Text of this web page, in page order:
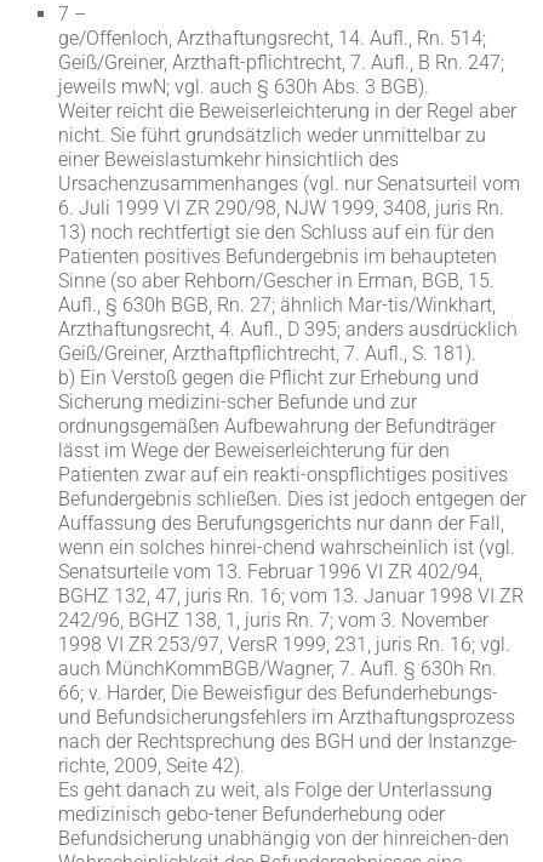
7 –
ge/Offenloch, Arzthaftungsrecht, 14. Aufl., Rn. 514;
Geiß/Greiner, Arzthaft-pflichtrecht, 7. Aufl., B Rn. 247;
jeweils mwN; vgl. auch § 630h Abs. 3 BGB).
Weiter reicht die Beweiserleichterung in der Regel aber
nicht. Sie führt grundsätzlich weder unmittelbar zu
einer Beweislastumkehr hinsichtlich des
Ursachenzusammenhanges (vgl. nur Senatsurteil vom
6. Juli 1999 VI ZR 290/98, NJW 1999, 3408, juris Rn.
13) noch rechtfertigt sie den Schluss auf ein für den
Patienten positives Befundergebnis im behaupteten
Sinne (so aber Rehborn/Gescher in Erman, BGB, 15.
Aufl., § 630h BGB, Rn. 27; ähnlich Mar-tis/Winkhart,
Arzthaftungsrecht, 4. Aufl., D 395; anders ausdrücklich
Geiß/Greiner, Arzthaftpflichtrecht, 7. Aufl., S. 181).
b) Ein Verstoß gegen die Pflicht zur Erhebung und
Sicherung medizini-scher Befunde und zur
ordnungsgemäßen Aufbewahrung der Befundträger
lässt im Wege der Beweiserleichterung für den
Patienten zwar auf ein reakti-onspflichtiges positives
Befundergebnis schließen. Dies ist jedoch entgegen der
Auffassung des Berufungsgerichts nur dann der Fall,
wenn ein solches hinrei-chend wahrscheinlich ist (vgl.
Senatsurteile vom 13. Februar 1996 VI ZR 402/94,
BGHZ 132, 47, juris Rn. 16; vom 13. Januar 1998 VI ZR
242/96, BGHZ 138, 1, juris Rn. 7; vom 3. November
1998 VI ZR 253/97, VersR 1999, 231, juris Rn. 16; vgl.
auch MünchKommBGB/Wagner, 7. Aufl. § 630h Rn.
66; v. Harder, Die Beweisfigur des Befunderhebungs-
und Befundsicherungsfehlers im Arzthaftungsprozess
nach der Rechtsprechung des BGH und der Instanzge-
richte, 2009, Seite 42).
Es geht danach zu weit, als Folge der Unterlassung
medizinisch gebo-tener Befunderhebung oder
Befundsicherung unabhängig von der hinreichen-den